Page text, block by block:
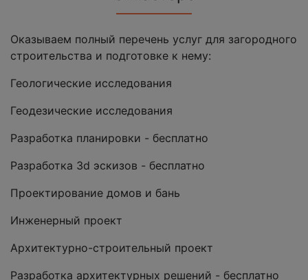
Оказываем полный перечень услуг для загородного
строительства и подготовке к нему:
Геологические исследования
Геодезические исследования
Разработка планировки - бесплатно
Разработка 3d эскизов - бесплатно
Проектирование домов и бань
Инженерный проект
Архитектурно-строительный проект
Разработка архитектурных решений - бесплатно